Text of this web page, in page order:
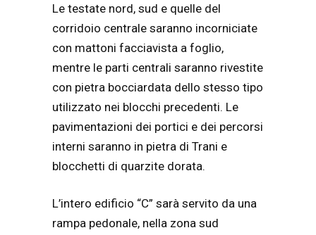
Le testate nord, sud e quelle del
corridoio centrale saranno incorniciate
con mattoni facciavista a foglio,
mentre le parti centrali saranno rivestite
con pietra bocciardata dello stesso tipo
utilizzato nei blocchi precedenti. Le
pavimentazioni dei portici e dei percorsi
interni saranno in pietra di Trani e
blocchetti di quarzite dorata.
L’intero edificio “C” sarà servito da una
rampa pedonale, nella zona sud